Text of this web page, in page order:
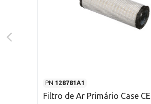
PN 128781A1
Filtro de Ar Primário Case CE